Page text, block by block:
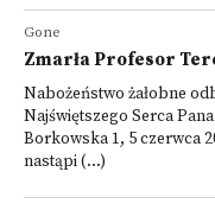
Gone
Zmarła Profesor
Nabożeństwo żałobne
Najświętszego Serca
Borkowska 1, 5 czerwca
nastąpi (...)